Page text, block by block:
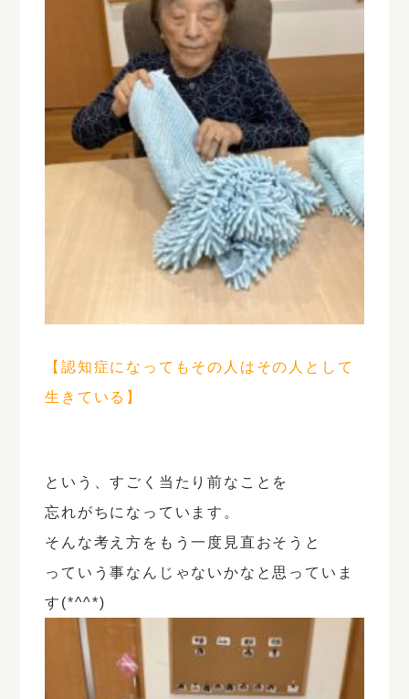
【認知症になってもその人はその人として
生きている】
という、すごく当たり前なことを
忘れがちになっています。
そんな考え方をもう一度見直おそうと
っていう事なんじゃないかなと思っていま
す(*^^*)